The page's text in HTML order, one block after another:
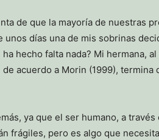
de que la mayoría de nuestras
días una de mis sobrinas
hecho falta nada? Mi hermana,
acuerdo a Morin (1999), termina
ya que el ser humano, a
frágiles, pero es algo que